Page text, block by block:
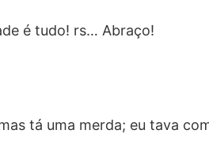
é tudo! rs… Abraço!
tá uma merda; eu tava